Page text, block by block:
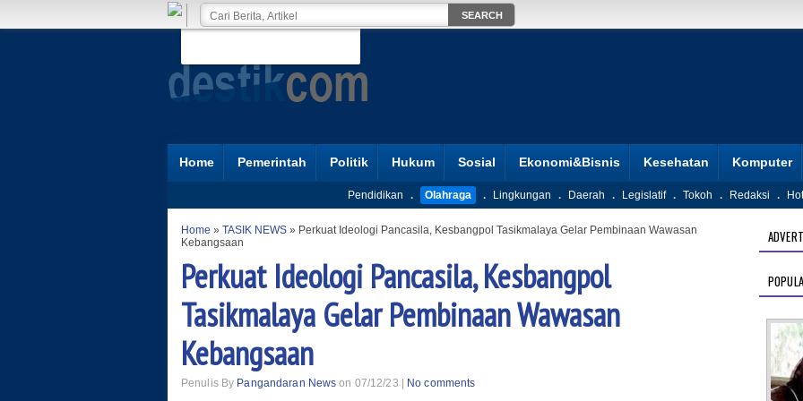
Home Pemerintah Politik Hukum Sosial Ekonomi&Bisnis Kesehatan Komputer
Pendidikan . Olahraga . Lingkungan . Daerah . Legislatif . Tokoh . Redaksi . Hot
Home » TASIK NEWS » Perkuat Ideologi Pancasila, Kesbangpol Tasikmalaya Gelar Pembinaan Wawasan
Kebangsaan
Perkuat Ideologi Pancasila, Kesbangpol
Tasikmalaya Gelar Pembinaan Wawasan
Kebangsaan
Penulis By Pangandaran News on 07/12/23 | No comments